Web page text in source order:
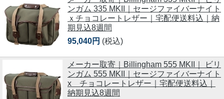
ンガム 335 MKII｜セージファイバーナイト
ｘチョコレートレザー｜宅配便送料込｜納
期見込8週間
95,040円 (税込)
メーカー取寄｜Billingham 555 MKII｜ ビリ
ンガム 555 MKII｜セージファイバーナイト
x チョコレートレザー｜宅配便送料込｜
納期見込8週間